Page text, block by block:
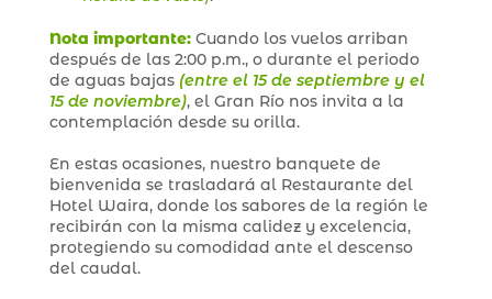
Nota importante: Cuando los vuelos arriban
después de las 2:00 p.m., o durante el periodo
de aguas bajas (entre el 15 de septiembre y el
15 de noviembre), el Gran Río nos invita a la
contemplación desde su orilla.
En estas ocasiones, nuestro banquete de
bienvenida se trasladará al Restaurante del
Hotel Waira, donde los sabores de la región le
recibirán con la misma calidez y excelencia,
protegiendo su comodidad ante el descenso
del caudal.